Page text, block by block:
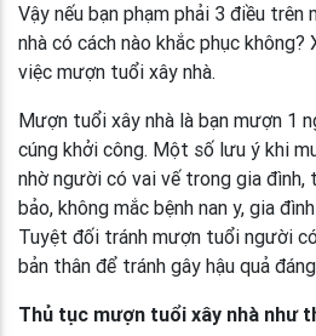
Vậy nếu bạn phạm phải 3 điều trên
nhà có cách nào khắc phục
việc mượn tuổi xây nhà.
Mượn tuổi xây nhà là bạn mượn 1
cúng khởi công. Một số lưu ý khi
nhờ người có vai vế trong gia đình,
bảo, không mắc bệnh nan y, gia
Tuyệt đối tránh mượn tuổi người
bản thân để tránh gây hậu quả
Thủ tục mượn tuổi xây nhà như